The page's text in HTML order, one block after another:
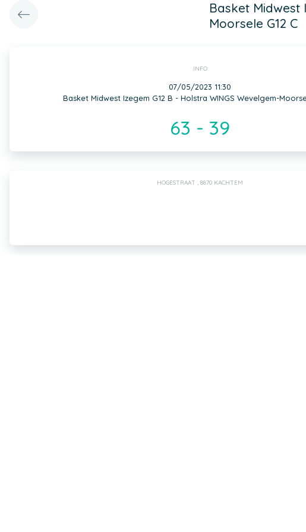
Basket Midwest
Moorsele G12 C
INFO
07/05/2023 11:30
Basket Midwest Izegem G12 B - Holstra WINGS Wevelgem-
63 - 39
HOGESTRAAT , 8870 KACHTEM